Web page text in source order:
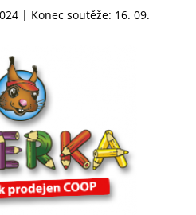
| Konec soutěže: 16. 09.